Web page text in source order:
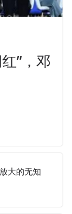
”，邓
大的无知